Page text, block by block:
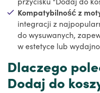
Kompatybilność z
integracji z
do wysuwanych,
w estetyce lub
Dlaczego
Dodaj do